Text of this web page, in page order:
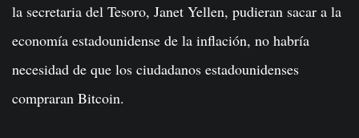
la secretaria del Tesoro, Janet Yellen, pudieran sacar a la
economía estadounidense de la inflación, no habría
necesidad de que los ciudadanos estadounidenses
compraran Bitcoin.